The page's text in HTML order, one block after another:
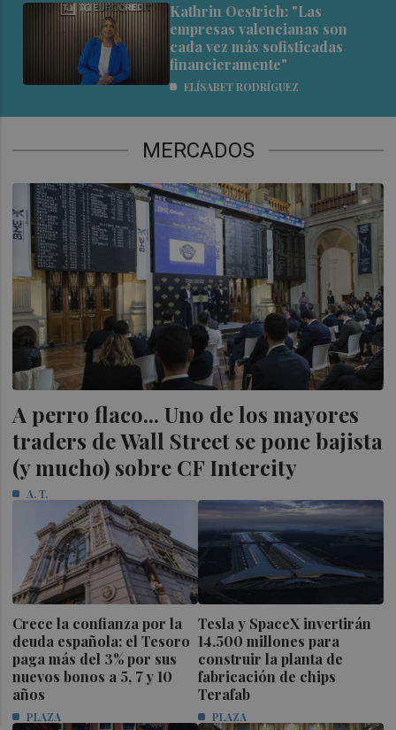
Kathrin Oestrich: "Las
empresas valencianas son
cada vez más sofisticadas
financieramente"
ELÍSABET RODRÍGUEZ
MERCADOS
A perro flaco... Uno de los mayores
traders de Wall Street se pone bajista
(y mucho) sobre CF Intercity
A. T.
Crece la confianza por la
deuda española: el Tesoro
paga más del 3% por sus
nuevos bonos a 5, 7 y 10
años
PLAZA
Tesla y SpaceX invertirán
14.500 millones para
construir la planta de
fabricación de chips
Terafab
PLAZA